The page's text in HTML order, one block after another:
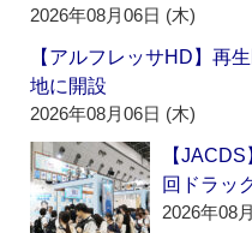
2026年08月06日 (木)
【アルフレッサHD】再
地に開設
2026年08月06日 (木)
【
回ドラッ
2026年08